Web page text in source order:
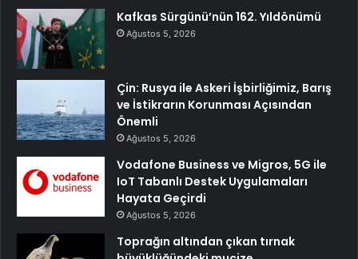
Kafkas Sürgünü’nün 162. Yıldönümü
Ağustos 5, 2026
Çin: Rusya ile Askeri İşbirliğimiz, Barış
ve İstikrarın Korunması Açısından
Önemli
Ağustos 5, 2026
Vodafone Business ve Migros, 5G ile
IoT Tabanlı Destek Uygulamaları
Hayata Geçirdi
Ağustos 5, 2026
Toprağın altından çıkan tırnak